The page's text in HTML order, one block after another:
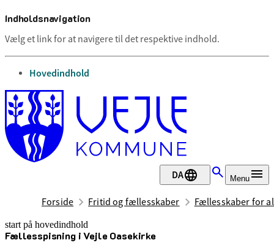
Indholdsnavigation
Vælg et link for at navigere til det respektive indhold.
gå til
Hovedindhold
DA Menu
Forside Fritid og fællesskaber Fællesskaber for
start på hovedindhold
Fællesspisning i Vejle Oasekirke
senest opdateret 12. maj 2026